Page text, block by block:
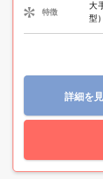
特徴
大
型）
詳細を